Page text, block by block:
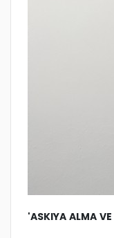
'ASKIYA ALMA